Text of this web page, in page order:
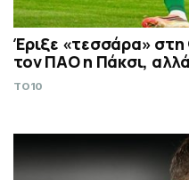
Έριξε «τεσσάρα»
τον ΠΑΟ η Πάκσι,
TO10